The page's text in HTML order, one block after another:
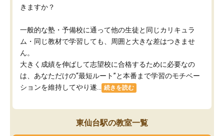
きますか？
一般的な塾・予備校に通って他の生徒と同じカリキュラ
ム・同じ教材で学習しても、周囲と大きな差はつきませ
ん。
大きく成績を伸ばして志望校に合格するために必要なの
は、あなただけの“最短ルート”と本番まで学習のモチベー
ションを維持してやり遂...
続きを読む
東仙台駅の教室一覧